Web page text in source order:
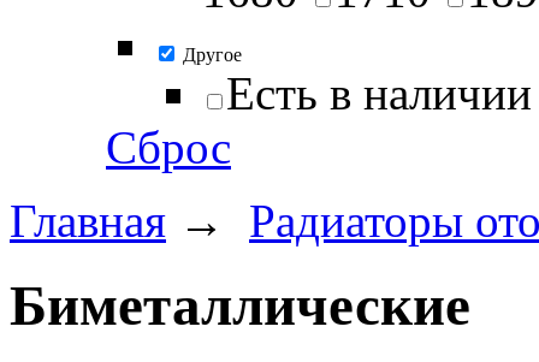
Другое
Есть в наличии
Сброс
Главная → Радиаторы
Биметаллические